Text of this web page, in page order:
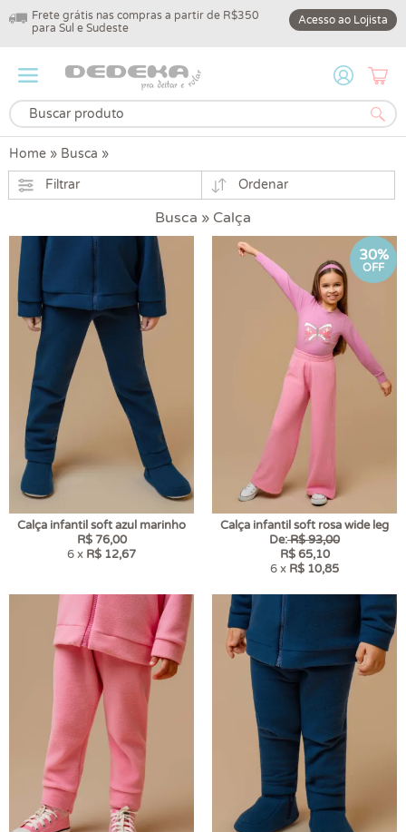
Frete grátis nas compras a partir de R$350
para Sul e Sudeste
10% off na
DEDEKA10
Acesso ao Lojista
Home » Busca »
Filtrar
Ordenar
Busca » Calça
Calça infantil soft azul marinho
R$ 76,00
6 x R$ 12,67
30%
OFF
Calça infantil soft rosa wide leg
De:R$ 93,00
R$ 65,10
6 x R$ 10,85